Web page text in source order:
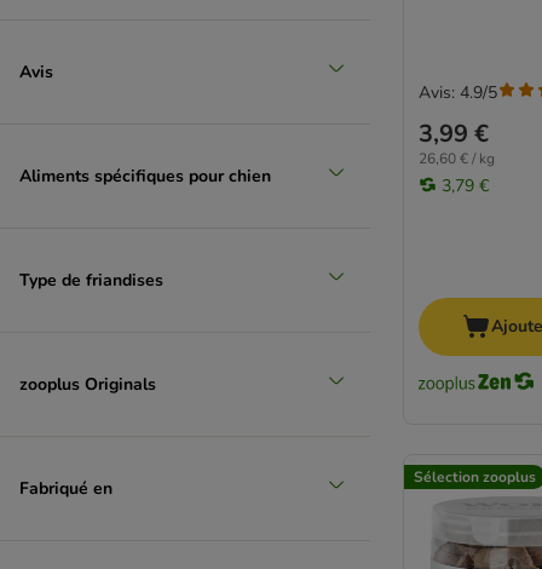
Avis
Aliments spécifiques pour chien
Type de friandises
zooplus Originals
Fabriqué en
3,99 €
26,60 € / kg
3,79 €
Avis: 4.9/5
Sélection zooplus